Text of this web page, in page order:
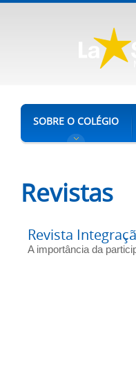
SOBRE O COLÉGIO
Revistas
Revista
A importância da